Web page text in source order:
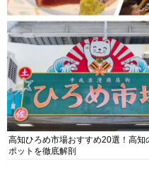
高知ひろめ市場おすすめ20選！高
ポットを徹底解剖